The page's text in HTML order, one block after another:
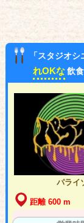
「スタジオ
れOKな 飲
パライ
距離 600 m